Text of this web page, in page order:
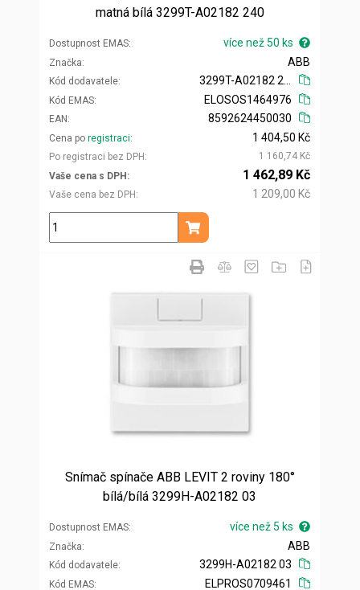
matná bílá 3299T-A02182 240
Dostupnost EMAS více než 50 ks
Značka
Kód dodavatele
ABB
Kód EMAS
EAN
ELOSOS1464976
8592624450030
Cena po registraci
Po registraci bez DPH
1 404,50 Kč
1 160,74 Kč
Vaše cena s DPH
Vaše cena bez DPH
1 462,89 Kč
1 209,00 Kč
ks
Přidat do košíku
Snímač spínače ABB LEVIT 2 roviny 180°
bílá/bílá 3299H-A02182 03
Dostupnost EMAS více než 5 ks
Značka
Kód dodavatele
ABB
3299H-A02182 03
Kód EMAS
ELPROS0709461